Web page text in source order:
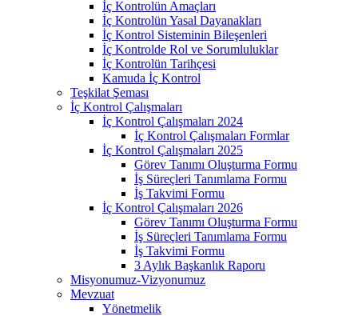
İç Kontrolün Amaçları
İç Kontrolün Yasal Dayanakları
İç Kontrol Sisteminin Bileşenleri
İç Kontrolde Rol ve Sorumluluklar
İç Kontrolün Tarihçesi
Kamuda İç Kontrol
Teşkilat Şeması
İç Kontrol Çalışmaları
İç Kontrol Çalışmaları 2024
İç Kontrol Çalışmaları Formlar
İç Kontrol Çalışmaları 2025
Görev Tanımı Oluşturma Formu
İş Süreçleri Tanımlama Formu
İş Takvimi Formu
İç Kontrol Çalışmaları 2026
Görev Tanımı Oluşturma Formu
İş Süreçleri Tanımlama Formu
İş Takvimi Formu
3 Aylık Başkanlık Raporu
Misyonumuz-Vizyonumuz
Mevzuat
Yönetmelik